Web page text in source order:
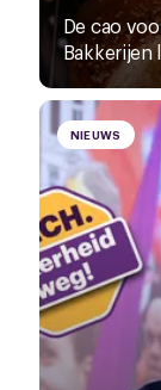
De cao
Bakkerijen
NIEUWS